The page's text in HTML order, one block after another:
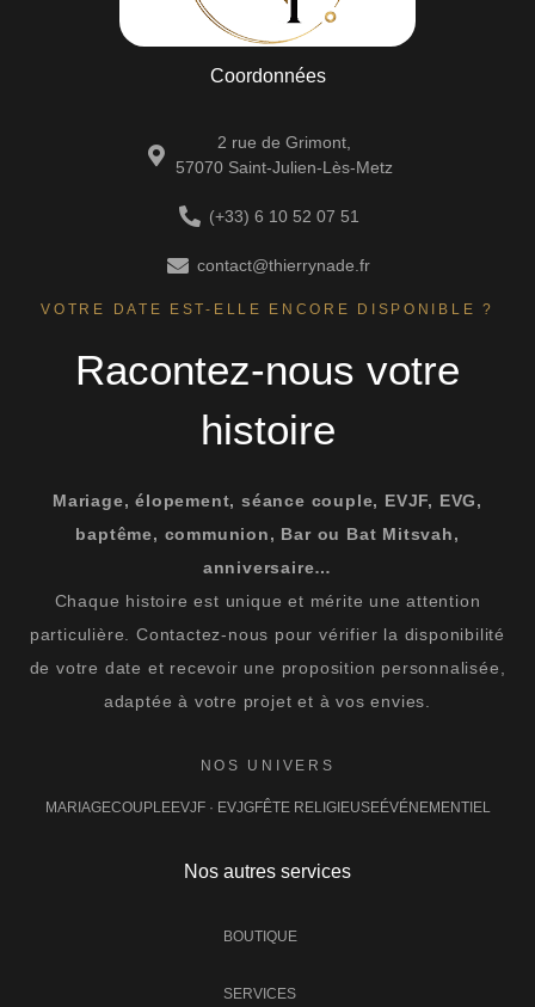
Coordonnées
2 rue de Grimont,
57070 Saint-Julien-Lès-Metz
(+33) 6 10 52 07 51
contact@thierrynade.fr
VOTRE DATE EST-ELLE ENCORE DISPONIBLE ?
Racontez-nous votre
histoire
Mariage, élopement, séance couple, EVJF, EVG,
baptême, communion, Bar ou Bat Mitsvah,
anniversaire…
Chaque histoire est unique et mérite une attention
particulière. Contactez-nous pour vérifier la disponibilité
de votre date et recevoir une proposition personnalisée,
adaptée à votre projet et à vos envies.
NOS UNIVERS
MARIAGECOUPLEEVJF · EVJGFÊTE RELIGIEUSEÉVÉNEMENTIEL
Nos autres services
BOUTIQUE
SERVICES